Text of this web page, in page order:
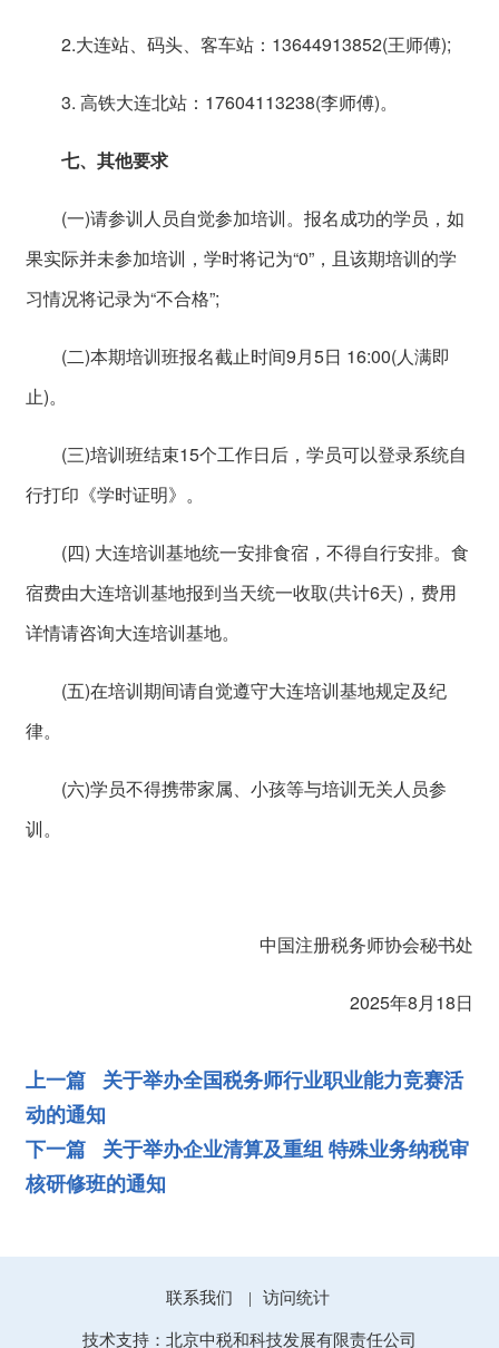
2.大连站、码头、客车站：13644913852(王师傅);
3. 高铁大连北站：17604113238(李师傅)。
七、其他要求
(一)请参训人员自觉参加培训。报名成功的学员，如
果实际并未参加培训，学时将记为“0”，且该期培训的学
习情况将记录为“不合格”;
(二)本期培训班报名截止时间9月5日 16:00(人满即
止)。
(三)培训班结束15个工作日后，学员可以登录系统自
行打印《学时证明》。
(四) 大连培训基地统一安排食宿，不得自行安排。食
宿费由大连培训基地报到当天统一收取(共计6天)，费用
详情请咨询大连培训基地。
(五)在培训期间请自觉遵守大连培训基地规定及纪
律。
(六)学员不得携带家属、小孩等与培训无关人员参
训。
中国注册税务师协会秘书处
2025年8月18日
上一篇 关于举办全国税务师行业职业能力竞赛活
动的通知
下一篇 关于举办企业清算及重组 特殊业务纳税审
核研修班的通知
联系我们 |
访问统计
技术支持：北京中税和科技发展有限责任公司